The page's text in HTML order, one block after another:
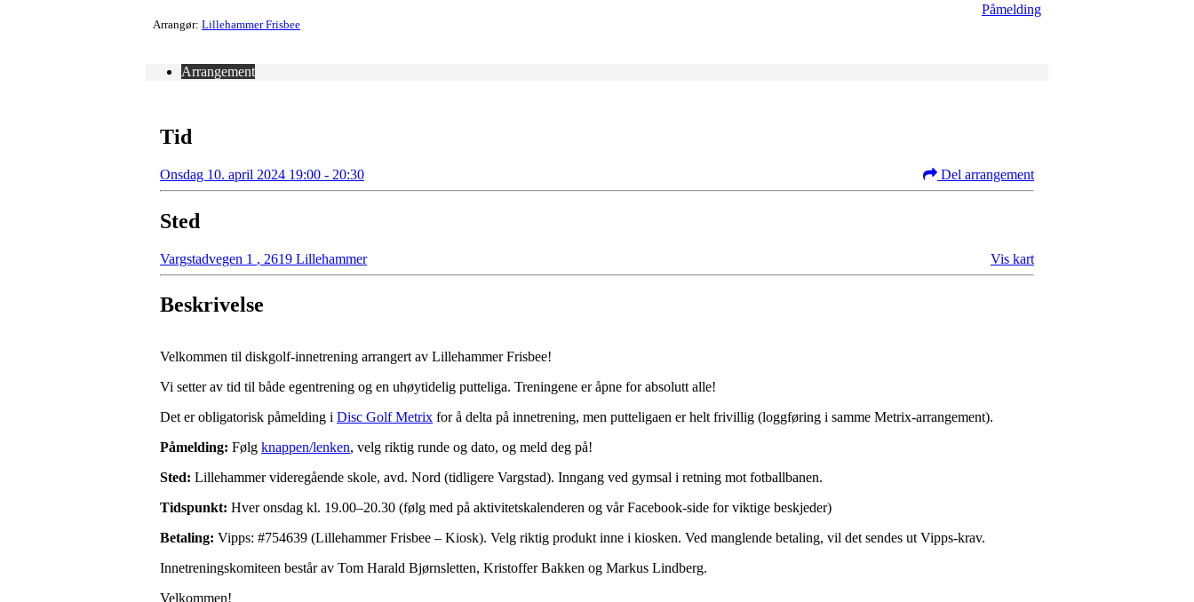
Arrangør: Lillehammer Frisbee
Påmelding
Arrangement
Tid
Onsdag 10. april 2024 19:00 - 20:30 Del arrangement
Sted
Vargstadvegen 1 , 2619 Lillehammer Vis kart
Beskrivelse
Velkommen til diskgolf-innetrening arrangert av Lillehammer Frisbee!
Vi setter av tid til både egentrening og en uhøytidelig putteliga. Treningene er åpne for absolutt alle!
Det er obligatorisk påmelding i Disc Golf Metrix for å delta på innetrening, men putteligaen er helt frivillig (loggføring i samme Metrix-arrangement).
Påmelding: Følg knappen/lenken, velg riktig runde og dato, og meld deg på!
Sted: Lillehammer videregående skole, avd. Nord (tidligere Vargstad). Inngang ved gymsal i retning mot fotballbanen.
Tidspunkt: Hver onsdag kl. 19.00–20.30 (følg med på aktivitetskalenderen og vår Facebook-side for viktige beskjeder)
Betaling: Vipps: #754639 (Lillehammer Frisbee – Kiosk). Velg riktig produkt inne i kiosken. Ved manglende betaling, vil det sendes ut Vipps-krav.
Innetreningskomiteen består av Tom Harald Bjørnsletten, Kristoffer Bakken og Markus Lindberg.
Velkommen!